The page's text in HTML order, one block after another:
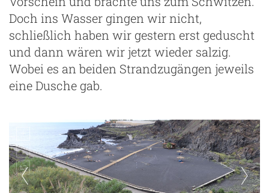
Doch ins Wasser gingen wir nicht,
schließlich haben wir gestern erst geduscht
und dann wären wir jetzt wieder salzig.
Wobei es an beiden Strandzugängen jeweils
eine Dusche gab.